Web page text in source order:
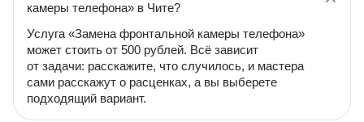
камеры телефона» в Чите?
Услуга «Замена фронтальной камеры телефона»
может стоить от 500 рублей. Всё зависит
от задачи: расскажите, что случилось, и мастера
сами расскажут о расценках, а вы выберете
подходящий вариант.